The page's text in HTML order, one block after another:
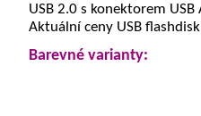
USB 2.0 s konektorem
Aktuální ceny USB
Barevné varianty: